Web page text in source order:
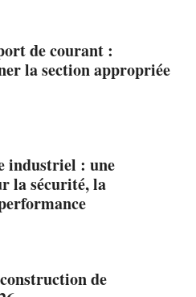
de courant :
la section appropriée
industriel : une
la sécurité, la
de